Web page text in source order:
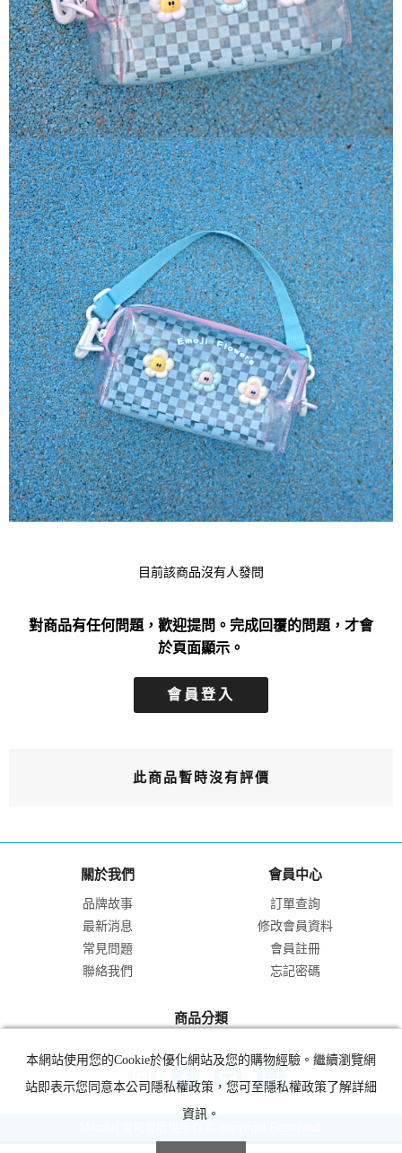
目前該商品沒有人發問
對商品有任何問題，歡迎提問。完成回覆的問題，才會
於頁面顯示。
會員登入
此商品暫時沒有評價
關於我們
品牌故事
最新消息
常見問題
聯絡我們
會員中心
訂單查詢
修改會員資料
會員註冊
忘記密碼
商品分類
本網站使用您的Cookie於優化網站及您的購物經驗。繼續瀏覽網
站即表示您同意本公司隱私權政策，您可至隱私權政策了解詳細
資訊。